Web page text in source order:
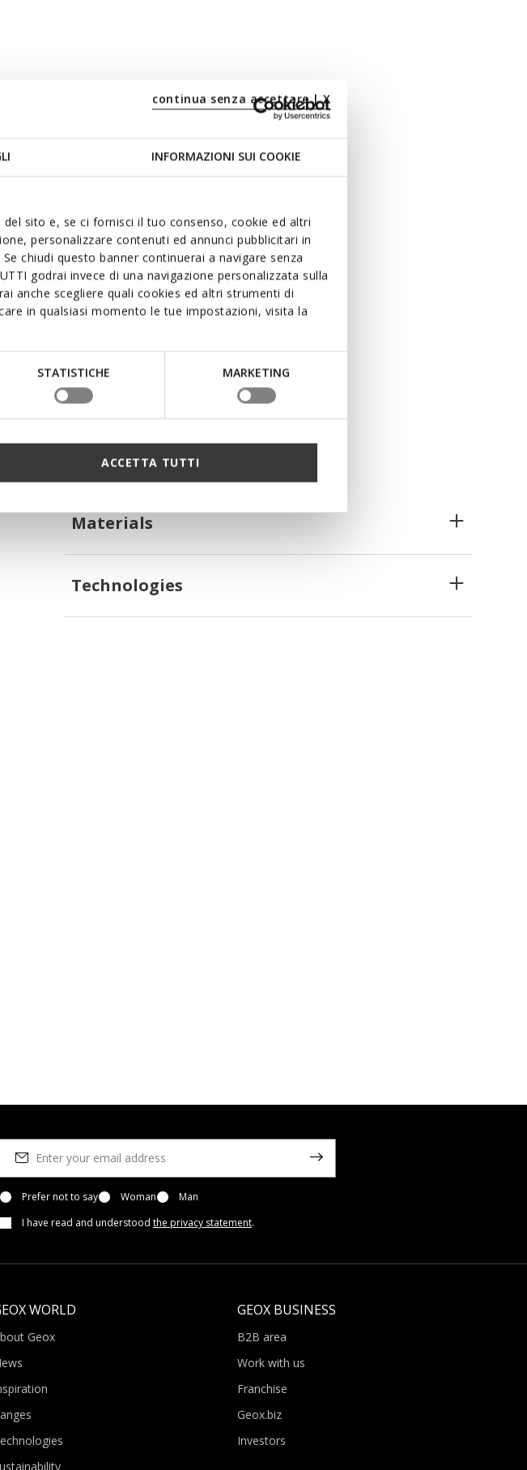
INFORMAZIONI SUI COOKIE
sito e, se ci fornisci il tuo consenso, cookie ed altri
personalizzare contenuti ed annunci pubblicitari in
chiudi questo banner continuerai a navigare senza
godrai invece di una navigazione personalizzata sulla
anche scegliere quali cookies ed altri strumenti di
in qualsiasi momento le tue impostazioni, visita la
STATISTICHE MARKETING
continua senza accettare | X
ACCETTA TUTTI
Size
Edge Style
Materials
Technologies
Prefer not to say Woman
Man
I have read and understood the privacy statement.
WORLD
Geox
GEOX BUSINESS
B2B area
Work with us
Franchise
Geox.biz
Investors